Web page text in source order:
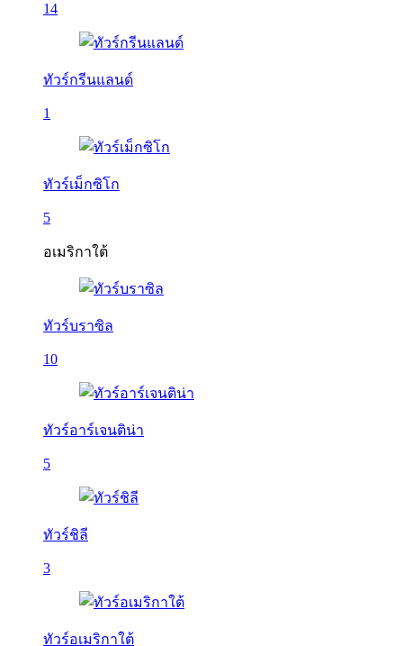
14
ทัวร์กรีนแลนด์
1
ทัวร์เม็กซิโก
5
อเมริกาใต้
ทัวร์บราซิล
10
ทัวร์อาร์เจนติน่า
5
ทัวร์ชิลี
3
ทัวร์อเมริกาใต้